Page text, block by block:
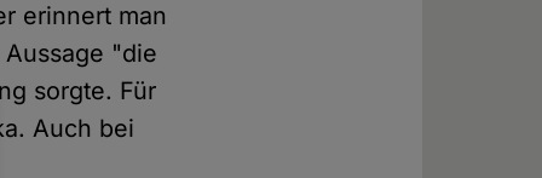
erinnert man
"die
sorgte. Für
Auch bei